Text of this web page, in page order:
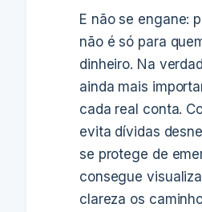
E não se engane:
não é só para
dinheiro. Na
ainda mais
cada real conta.
evita dívidas
se protege de
consegue
clareza os